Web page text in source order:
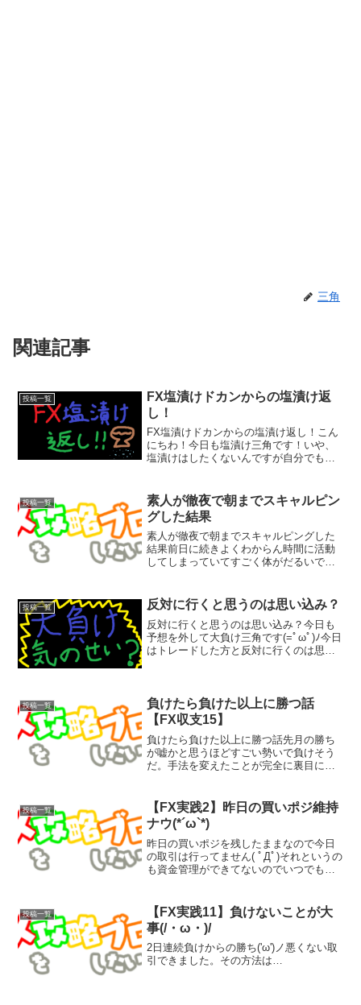
三角
関連記事
投稿一覧
FX塩漬けドカンからの塩漬け返
し！
FX塩漬けドカンからの塩漬け返し！こん
にちわ！今日も塩漬け三角です！いや、
塩漬けはしたくないんですが自分でもど
るのになぜかできない時があるんです
よ。そんな時は塩漬けでさ...
投稿一覧
素人が徹夜で朝までスキャルピン
グした結果
素人が徹夜で朝までスキャルピングした
結果前日に続きよくわからん時間に活動
してしまっていてすごく体がだるいです(
とに楽勝だぜ！と思いながらエントリ
ー。サクッと１００...
投稿一覧 反対に行くと思うのは思い込み？
反対に行くと思うのは思い込み？今日も
予想を外して大負け三角です(=ﾟωﾟ)ﾉ今日
はトレードした方と反対に行くのは思い
経験はあると思い...
投稿一覧
負けたら負けた以上に勝つ話
【FX収支15】
負けたら負けた以上に勝つ話先月の勝ち
が嘘かと思うほどすごい勢いで負けそう
だ。手法を変えたことが完全に裏目に出
ション保有。今週の結果26勝6
敗 -16.0pips -48...
投稿一覧
【FX実践2】昨日の買いポジ維持
ナウ(*´ω`*)
昨日の買いポジを残したままなので今日
の取引は行ってません( ﾟДﾟ)それというの
も資金管理ができてないのでいつでも全
投稿一覧
【FX実践11】負けないことが大
事(/・ω・)/
2日連続負けからの勝ち('ω')ノ悪くない取
引できました。その方法は…